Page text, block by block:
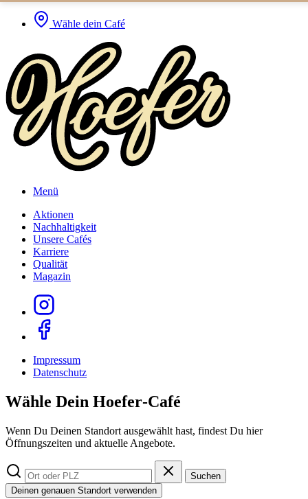
Wähle dein Café
Menü
Aktionen
Nachhaltigkeit
Unsere Cafés
Karriere
Qualität
Magazin
Impressum
Datenschutz
Wähle Dein Hoefer‑Café
Wenn Du Deinen Standort ausgewählt hast, findest Du hier
Öffnungszeiten und aktuelle Angebote.
Suchen
Deinen genauen Standort verwenden